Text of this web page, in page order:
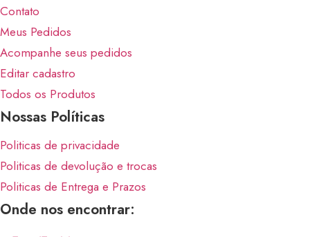
Contato
Meus Pedidos
Acompanhe seus pedidos
Editar cadastro
Todos os Produtos
Nossas Políticas
Politicas de privacidade
Politicas de devolução e trocas
Politicas de Entrega e Prazos
Onde nos encontrar: